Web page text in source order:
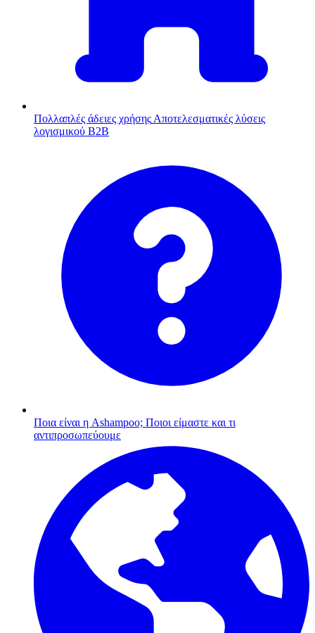
Πολλαπλές άδειες χρήσης Αποτελεσματικές λύσεις
λογισμικού B2B
Ποια είναι η Ashampoo; Ποιοι είμαστε και τι
αντιπροσωπεύουμε